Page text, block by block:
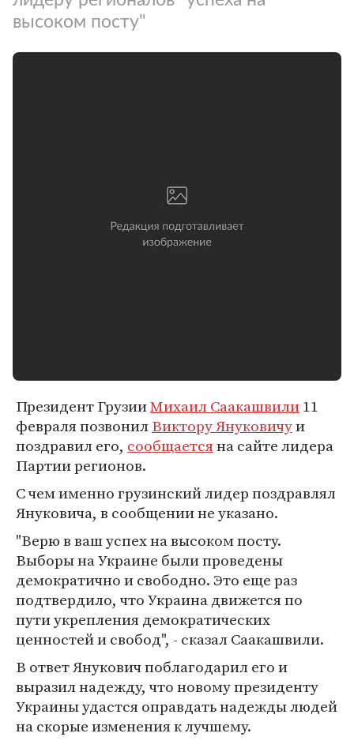
высоком посту"
Президент ГрузииМихаил Саакашвили11
февраля позвонилВиктору Януковичуи
поздравил его, сообщаетсяна сайте лидера
Партии регионов.
С чем именно грузинский лидер поздравлял
Януковича, в сообщении не указано.
"Верю в ваш успех на высоком посту.
Выборы на Украине были проведены
демократично и свободно. Это еще раз
подтвердило, что Украина движется по
пути укрепления демократических
ценностей и свобод", - сказал Саакашвили.
В ответ Янукович поблагодарил его и
выразил надежду, что новому президенту
Украины удастся оправдать надежды людей
на скорые изменения к лучшему.